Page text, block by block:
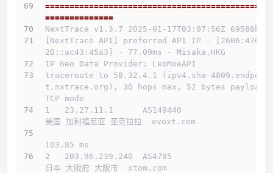
==============================================
==============
NextTrace v1.3.7 2025-01-17T03:07:56Z 69588b0
[NextTrace API] preferred API IP - [2606:4700:
20::ac43:45a3] - 77.09ms - Misaka.HKG
IP Geo Data Provider: LeoMoeAPI
traceroute to 58.32.4.1 (ipv4.sha-4809.endpoin
t.nxtrace.org), 30 hops max, 52 bytes payload,
TCP mode
1   23.27.11.1      AS149440
美国 加利福尼亚 圣克拉拉  evoxt.com
103.85 ms
2   203.96.239.240  AS4785
日本 大阪府 大阪市  xtom.com